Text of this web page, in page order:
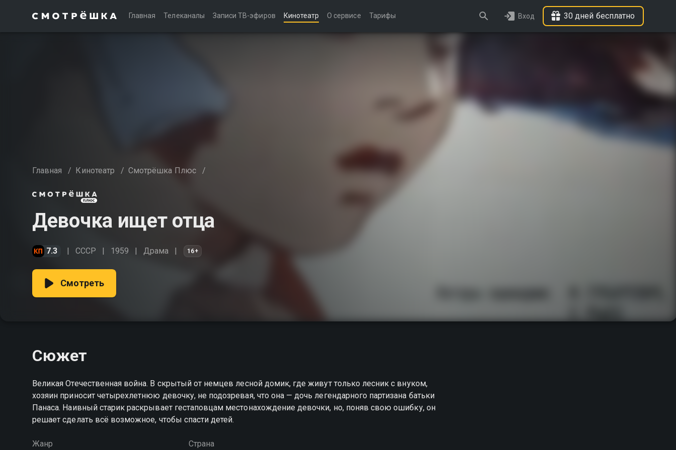
Главная Телеканалы Записи ТВ-эфиров Кинотеатр О сервисе Тарифы Вход 30 дней бесплатно
Главная / Кинотеатр / Смотрёшка Плюс /
Девочка ищет отца
7.3 СССР 1959 Драма 16+
Смотреть
Сюжет
Великая Отечественная война. В скрытый от немцев лесной домик, где живут только лесник с внуком,
хозяин приносит четырехлетнюю девочку, не подозревая, что она — дочь легендарного партизана батьки
Панаса. Наивный старик раскрывает гестаповцам местонахождение девочки, но, поняв свою ошибку, он
решает сделать всё возможное, чтобы спасти детей.
Жанр Страна